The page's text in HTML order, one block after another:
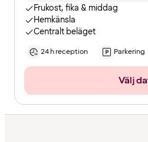
Frukost, fika & middag
Hemkänsla
Centralt beläget
24 h reception Parkering
Välj